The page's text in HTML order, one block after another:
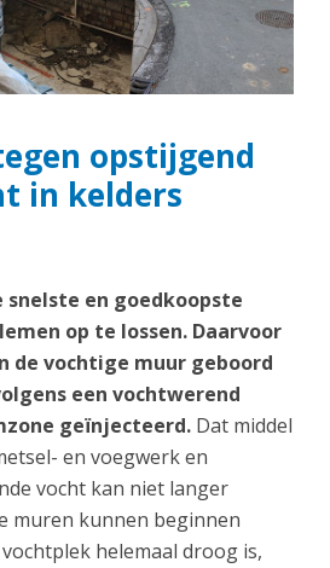
opstijgend
in kelders
snelste en goedkoopste
op te lossen. Daarvoor
de vochtige muur geboord
een vochtwerend
geïnjecteerd. Dat middel
en voegwerk en
vocht kan niet langer
muren kunnen beginnen
helemaal droog is,